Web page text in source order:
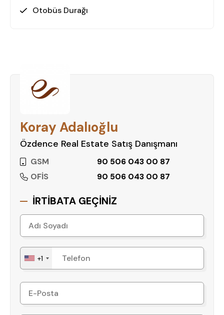
Otobüs Durağı
Koray Adalıoğlu
Özdence Real Estate Satış Danışmanı
GSM
90 506 043 00 87
OFİS
90 506 043 00 87
İRTİBATA GEÇİNİZ
+1